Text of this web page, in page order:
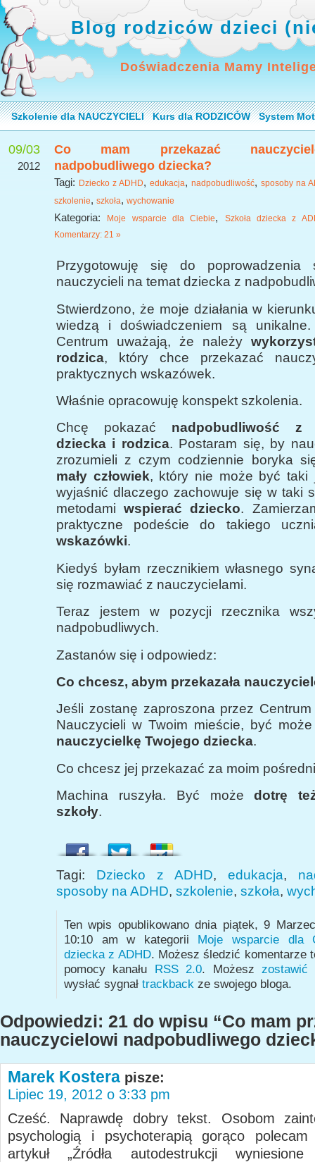
Blog rodziców dzieci
Doświadczenia Mamy
Szkolenie dla NAUCZYCIELI Kurs dla RODZICÓW System
09/03
2012
Co mam przekazać
nadpobudliwego dziecka?
Tagi: Dziecko z ADHD, edukacja, nadpobudliwość, sposoby na
szkolenie, szkoła, wychowanie
Kategoria: Moje wsparcie dla Ciebie,
Szkoła dziecka z
Komentarzy: 21 »
Przygotowuję się do poprowadzenia
nauczycieli na temat dziecka z
Stwierdzono, że moje działania w
wiedzą i doświadczeniem są
Centrum uważają, że należy
rodzica, który chce przekazać
praktycznych wskazówek.
Właśnie opracowuję konspekt szkolenia.
Chcę pokazać nadpobudliwość z
dziecka i rodzica. Postaram się, by
zrozumieli z czym codziennie boryka
mały człowiek, który nie może być taki
wyjaśnić dlaczego zachowuje się w taki
metodamiwspierać dziecko.
praktyczne podeście do takiego
wskazówki.
Kiedyś byłam rzecznikiem własnego
się rozmawiać z nauczycielami.
Teraz jestem w pozycji rzecznika
nadpobudliwych.
Zastanów się i odpowiedz:
Co chcesz, abym przekazała
Jeśli zostanę zaproszona przez
Nauczycieli w Twoim mieście, być może
nauczycielkę Twojego dziecka.
Co chcesz jej przekazać za moim
Machina ruszyła. Być możedotrę
szkoły.
Tagi: Dziecko z ADHD, edukacja,
sposoby na ADHD, szkolenie, szkoła,
Ten wpis opublikowano dnia piątek, 9
10:10 am w kategorii Moje wsparcie dla
dziecka z ADHD. Możesz śledzić komentarze
pomocy kanału RSS 2.0. Możeszzostawić
wysłać sygnał trackback ze swojego bloga.
Odpowiedzi: 21 do wpisu “Co mam
nauczycielowi nadpobudliwego
Marek Kostera pisze:
Lipiec 19, 2012 o 3:33 pm
Cześć. Naprawdę dobry tekst. Osobom
psychologią i psychoterapią gorąco polecam
artykuł „Źródła autodestrukcji